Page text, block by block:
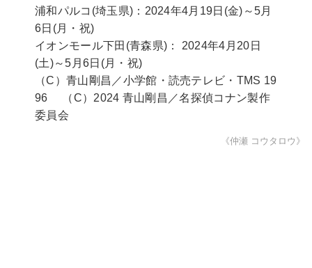
浦和パルコ(埼玉県)：2024年4月19日(金)～5月
6日(月・祝)
イオンモール下田(青森県)： 2024年4月20日
(土)～5月6日(月・祝)
（C）青山剛昌／小学館・読売テレビ・TMS 19
96 （C）2024 青山剛昌／名探偵コナン製作
委員会
《仲瀬 コウタロウ》